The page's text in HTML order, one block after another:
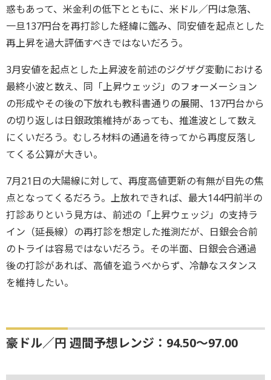
惑もあって、米金利の低下とともに、米ドル／円は急落、
一旦137円台を再打診した経緯に鑑み、同安値を起点とした
再上昇を過大評価すべきではないだろう。
3月安値を起点とした上昇波を前述のジグザグ変動における
最終小波と数え、同「上昇ウェッジ」のフォーメーション
の形成やその後の下放れも教科書通りの展開、137円台から
の切り返しは日銀政策維持があっても、推進波として数え
にくいだろう。むしろ材料の通過を待ってから再度反落し
てくる公算が大きい。
7月21日の大陽線に対して、再度高値更新の有無が目先の焦
点となってくるだろう。上放れできれば、最大144円前半の
打診ありという見方は、前述の「上昇ウェッジ」の支持ラ
イン（延長線）の再打診を想定した推測だが、日銀会合前
のトライは容易ではないだろう。その半面、日銀会合通過
後の打診があれば、高値を追うべからず、冷静なスタンス
を維持したい。
豪ドル／円 週間予想レンジ：94.50～97.00